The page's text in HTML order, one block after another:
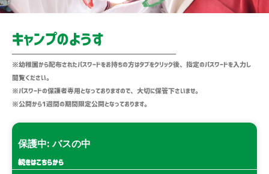
キャンプのようす
※幼稚園から配布されたパスワードをお持ちの方はタブをクリック後、指定のパスワードを入力し
閲覧ください。
※パスワードの保護者専用となっておりますので、大切に保管下さいませ。
※公開から1週間の期間限定公開となっております。
保護中: バスの中
続きはこちらから